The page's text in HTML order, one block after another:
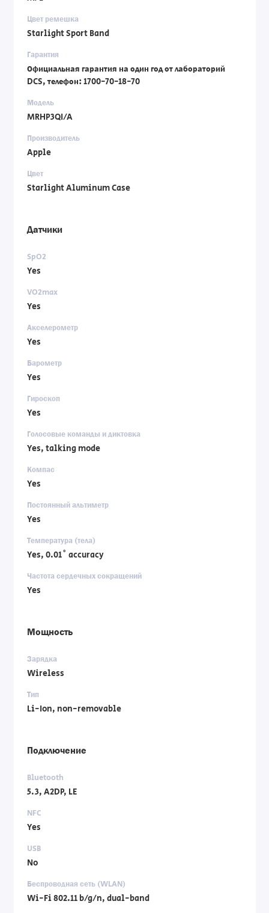
Цвет ремешка
Starlight Sport Band
Гарантия
Официальная гарантия на один год от лабораторий
DCS, телефон: 1700-70-18-70
Модель
MRHP3QI/A
Производитель
Apple
Цвет
Starlight Aluminum Case
Датчики
SpO2
Yes
VO2max
Yes
Акселерометр
Yes
Барометр
Yes
Гироскоп
Yes
Голосовые команды и диктовка
Yes, talking mode
Компас
Yes
Постоянный альтиметр
Yes
Температура (тела)
Yes, 0.01˚ accuracy
Частота сердечных сокращений
Yes
Мощность
Зарядка
Wireless
Тип
Li-Ion, non-removable
Подключение
Bluetooth
5.3, A2DP, LE
NFC
Yes
USB
No
Беспроводная сеть (WLAN)
Wi-Fi 802.11 b/g/n, dual-band